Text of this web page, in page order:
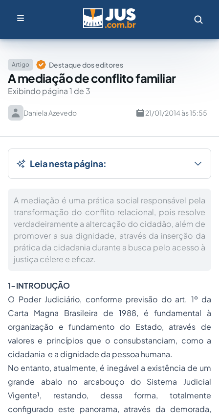
Artigo Destaque dos editores
A mediação de conflito familiar
Exibindo página 1 de 3
Daniela Azevedo 21/01/2014 às 15:55
Leia nesta página:
A mediação é uma prática social responsável pela
transformação do conflito relacional, pois resolve
verdadeiramente a altercação do cidadão, além de
promover a sua dignidade, através da inserção da
prática da cidadania durante a busca pelo acesso à
justiça célere e eficaz.
1-INTRODUÇÃO
O Poder Judiciário, conforme previsão do art. 1º da
Carta Magna Brasileira de 1988, é fundamental à
organização e fundamento do Estado, através de
valores e princípios que o consubstanciam, como a
cidadania e a dignidade da pessoa humana.
No entanto, atualmente, é inegável a existência de um
grande abalo no arcabouço do Sistema Judicial
Vigente¹, restando, dessa forma, totalmente
configurado este panorama, através da demorada,